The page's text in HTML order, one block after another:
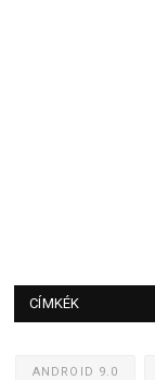
CÍMKÉK
ANDROID 9.0